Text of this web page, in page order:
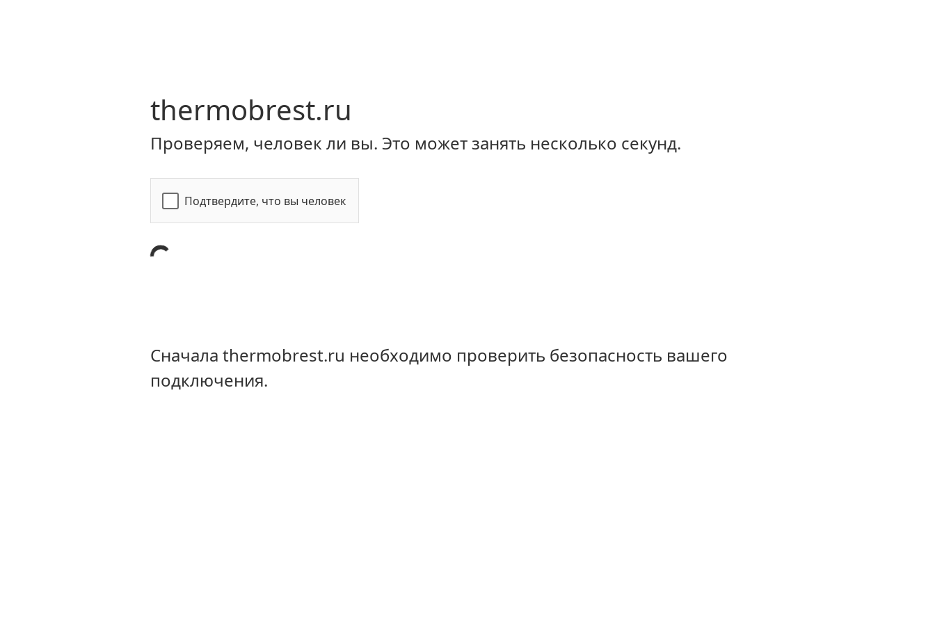
thermobrest.ru
Проверяем, человек ли вы. Это может занять несколько секунд.
Подтвердите, что вы человек
Сначала thermobrest.ru необходимо проверить безопасность вашего
подключения.